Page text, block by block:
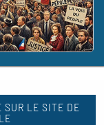
SUR LE SITE DE